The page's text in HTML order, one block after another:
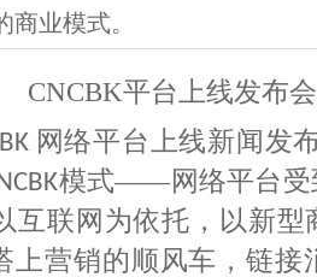
业模式。
CNCBK平台上线发布
网络平台上线新闻发
模式——网络平台受
互联网为依托，以新型
上营销的顺风车，链接